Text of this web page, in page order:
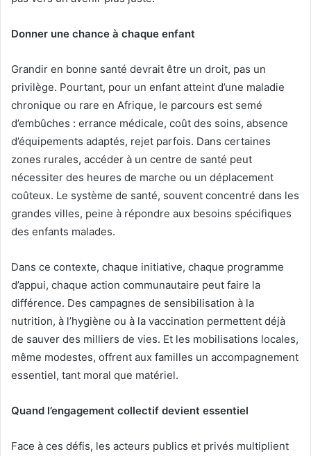
Donner une chance à chaque enfant
Grandir en bonne santé devrait être un droit, pas un
privilège. Pourtant, pour un enfant atteint d’une maladie
chronique ou rare en Afrique, le parcours est semé
d’embûches : errance médicale, coût des soins, absence
d’équipements adaptés, rejet parfois. Dans certaines
zones rurales, accéder à un centre de santé peut
nécessiter des heures de marche ou un déplacement
coûteux. Le système de santé, souvent concentré dans les
grandes villes, peine à répondre aux besoins spécifiques
des enfants malades.
Dans ce contexte, chaque initiative, chaque programme
d’appui, chaque action communautaire peut faire la
différence. Des campagnes de sensibilisation à la
nutrition, à l’hygiène ou à la vaccination permettent déjà
de sauver des milliers de vies. Et les mobilisations locales,
même modestes, offrent aux familles un accompagnement
essentiel, tant moral que matériel.
Quand l’engagement collectif devient essentiel
Face à ces défis, les acteurs publics et privés multiplient